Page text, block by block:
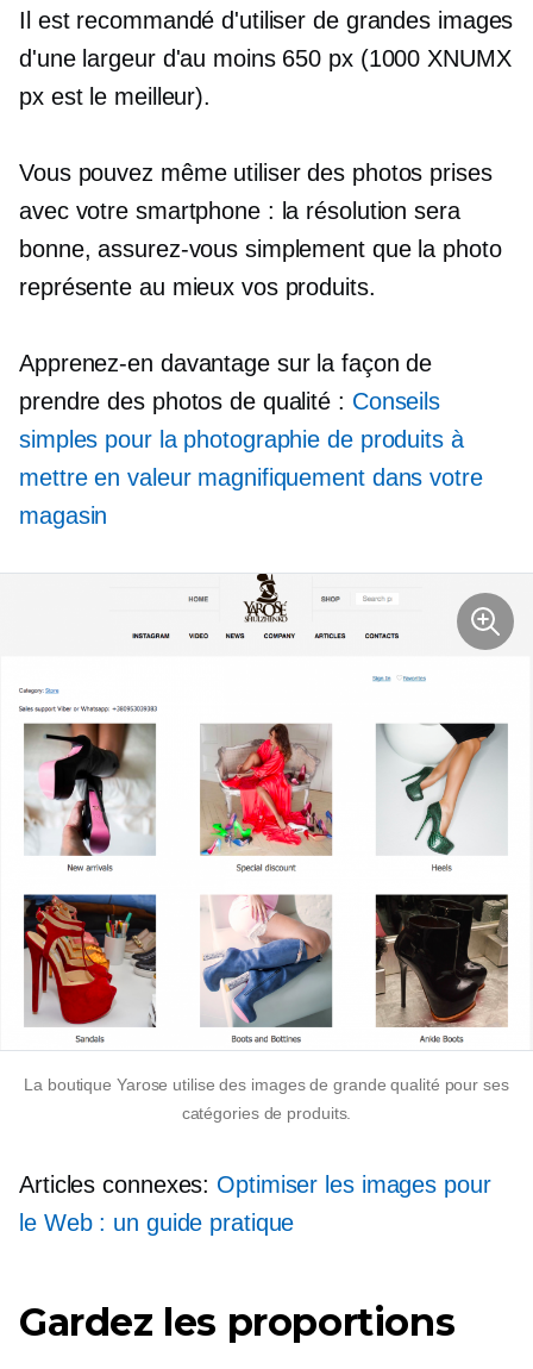
Il est recommandé d'utiliser de grandes images
d'une largeur d'au moins 650 px (1000 XNUMX
px est le meilleur).
Vous pouvez même utiliser des photos prises
avec votre smartphone : la résolution sera
bonne, assurez-vous simplement que la photo
représente au mieux vos produits.
Apprenez-en davantage sur la façon de
prendre des photos de qualité : Conseils
simples pour la photographie de produits à
mettre en valeur magnifiquement dans votre
magasin
La boutique Yarose utilise des images de grande qualité pour ses
catégories de produits.
Articles connexes: Optimiser les images pour
le Web : un guide pratique
Gardez les proportions